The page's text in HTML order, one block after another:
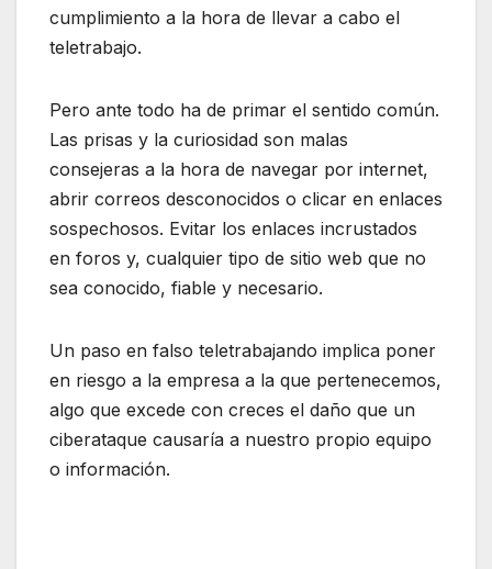
cumplimiento a la hora de llevar a cabo el
teletrabajo.
Pero ante todo ha de primar el sentido común.
Las prisas y la curiosidad son malas
consejeras a la hora de navegar por internet,
abrir correos desconocidos o clicar en enlaces
sospechosos. Evitar los enlaces incrustados
en foros y, cualquier tipo de sitio web que no
sea conocido, fiable y necesario.
Un paso en falso teletrabajando implica poner
en riesgo a la empresa a la que pertenecemos,
algo que excede con creces el daño que un
ciberataque causaría a nuestro propio equipo
o información.